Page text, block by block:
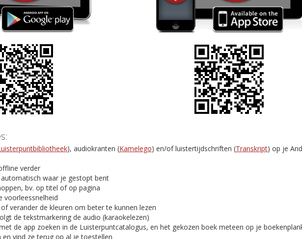
), audiokranten (Kamelego) en/of luistertijdschriften (Transkript) op je
verder
waar je gestopt bent
bv. op titel of op pagina
voorleessnelheid
verander de kleuren om beter te kunnen lezen
de tekstmarkering de audio (karaokelezen)
de app zoeken in de Luisterpuntcatalogus, en het gekozen boek meteen op je
en vind ze terug op al je toestellen